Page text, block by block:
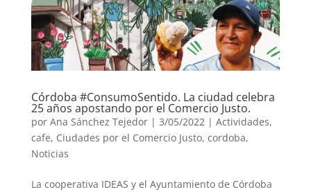
Córdoba #ConsumoSentido. La ciudad celebra
25 años apostando por el Comercio Justo.
por Ana Sánchez Tejedor| 3/05/2022 | Actividades,
cafe, Ciudades por el Comercio Justo, cordoba,
Noticias
La cooperativa IDEAS y el Ayuntamiento de Córdoba